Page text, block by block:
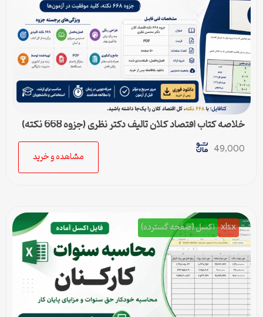
خلاصه کتاب اقتصاد کلان تالیف دکتر نظری (جزوه 668 نکته)
49,000
مشاهده و خرید
xlsx اکسل (صفحه گسترده)